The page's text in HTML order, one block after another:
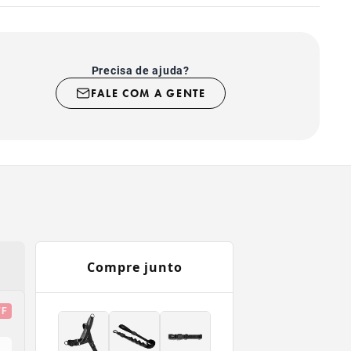
em 4 cores.
Precisa de ajuda?
FALE COM A GENTE
Compre junto